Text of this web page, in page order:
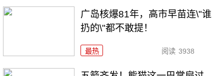
广岛核爆81年，高市早苗连\"谁
扔的\"都不敢提！
最热 阅读 3938